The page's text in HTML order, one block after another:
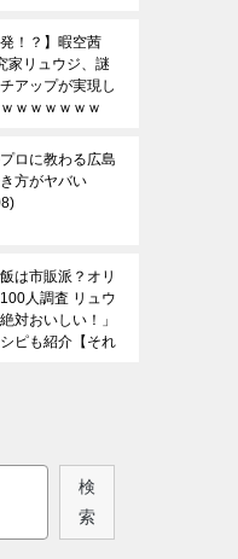
発！？】暇空茜
家リュウジ、謎
アップが実現し
ｗｗｗｗｗｗ
08
ロに教わる広島
方がヤバい
は市販派？オリ
人調査 リュウ
対おいしい！」
ピも紹介【それ
検
索